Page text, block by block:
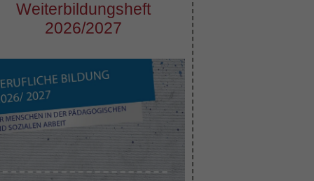
Weiterbildungsheft
2026/2027